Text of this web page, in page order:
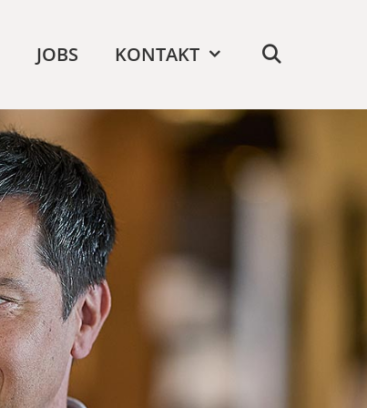
JOBS KONTAKT